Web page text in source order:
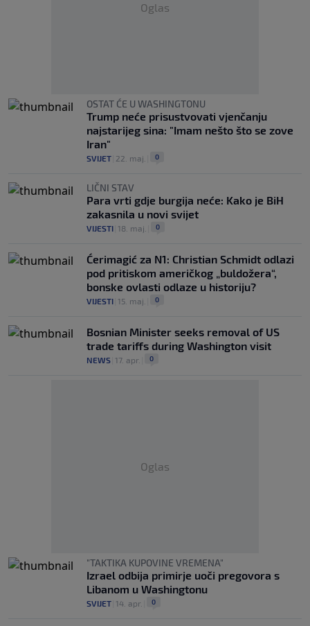
Oglas
OSTAT ĆE U WASHINGTONU
Trump neće prisustvovati vjenčanju
najstarijeg sina: "Imam nešto što se zove
Iran"
SVIJET 22. maj. 0
LIČNI STAV
Para vrti gdje burgija neće: Kako je BiH
zakasnila u novi svijet
VIJESTI 18. maj. 0
Ćerimagić za N1: Christian Schmidt odlazi
pod pritiskom američkog „buldožera“,
bonske ovlasti odlaze u historiju?
VIJESTI 15. maj. 0
Bosnian Minister seeks removal of US
trade tariffs during Washington visit
NEWS 17. apr. 0
Oglas
"TAKTIKA KUPOVINE VREMENA"
Izrael odbija primirje uoči pregovora s
Libanom u Washingtonu
SVIJET 14. apr. 0